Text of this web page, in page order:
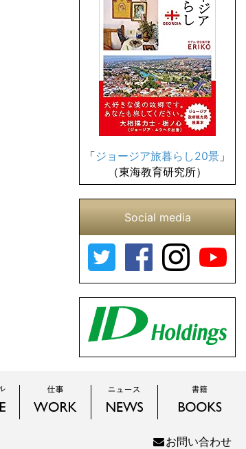
「 ジョージア旅暮らし20景 」
（東海教育研究所）
Social media
お問い合わせ